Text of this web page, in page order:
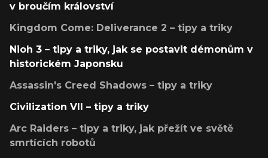
v broučím království
Kingdom Come: Deliverance 2 – tipy a triky
Nioh 3 – tipy a triky, jak se postavit démonům v
historickém Japonsku
Assassin's Creed Shadows – tipy a triky
Civilization VII – tipy a triky
Arc Raiders – tipy a triky, jak přežít ve světě
smrtících robotů